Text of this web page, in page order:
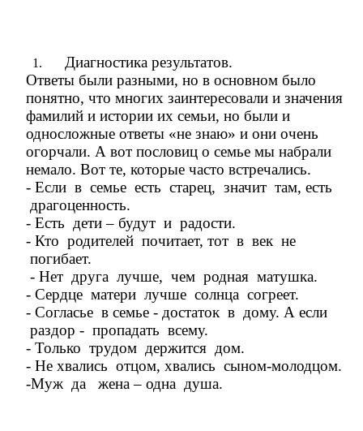
Диагностика результатов.
Ответы были разными, но в основном было
понятно, что многих заинтересовали и значения
фамилий и истории их семьи, но были и
односложные ответы «не знаю» и они очень
огорчали. А вот пословиц о семье мы набрали
немало. Вот те, которые часто встречались.
- Если в семье есть старец, значит там, есть
драгоценность.
- Есть дети – будут и радости.
- Кто родителей почитает, тот в век не
погибает.
- Нет друга лучше, чем родная матушка.
- Сердце матери лучше солнца согреет.
- Согласье в семье - достаток в дому. А если
раздор - пропадать всему.
- Только трудом держится дом.
- Не хвались отцом, хвались сыном-молодцом.
-Муж да жена – одна душа.